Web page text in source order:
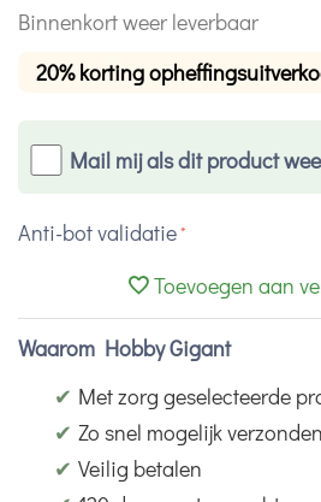
Binnenkort weer leverbaar
20% korting
Mail mij als dit product
Anti-bot validatie
Toevoegen aan
Waarom Hobby Gigant
✔ Met zorg geselecteerde
✔ Zo snel mogelijk verzonden
✔ Veilig betalen